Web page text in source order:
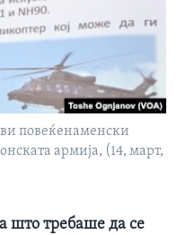
повеќенаменски
армија, (14, март,
што требаше да се